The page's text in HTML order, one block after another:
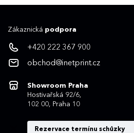
Zákaznická podpora
+420 222 367 900
obchod@inetprint.cz
Showroom Praha
Hostivařská 92/6,
102 00, Praha 10
Rezervace termínu schůzky